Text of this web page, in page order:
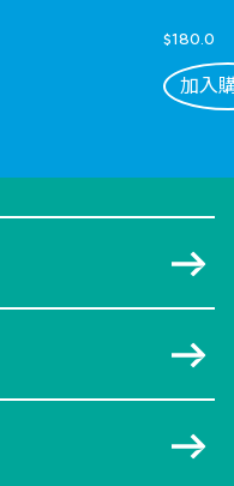
$180.0
加入